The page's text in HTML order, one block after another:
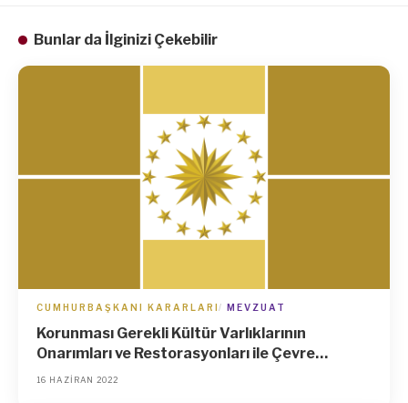
Bunlar da İlginizi Çekebilir
CUMHURBAŞKANI KARARLARI MEVZUAT
Korunması Gerekli Kültür Varlıklarının
Onarımları ve Restorasyonları ile Çevre
Düzenlemesine İlişkin Mal ve Hizmet
16 HAZIRAN 2022